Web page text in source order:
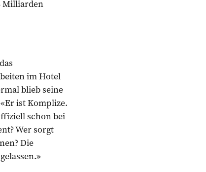
Milliarden
im Hotel
blieb seine
ist Komplize.
schon bei
Wer sorgt
Die